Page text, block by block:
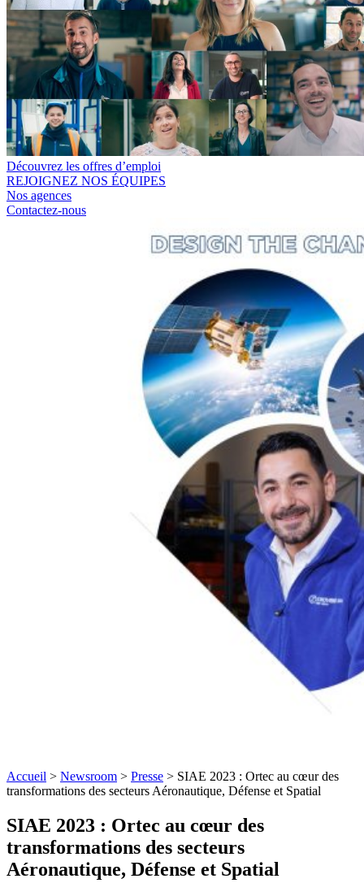
Découvrez les offres d’emploi
REJOIGNEZ NOS ÉQUIPES
Nos agences
Contactez-nous
Accueil > Newsroom > Presse > SIAE 2023 : Ortec au cœur des
transformations des secteurs Aéronautique, Défense et Spatial
SIAE 2023 : Ortec au cœur des
transformations des secteurs
Aéronautique, Défense et Spatial